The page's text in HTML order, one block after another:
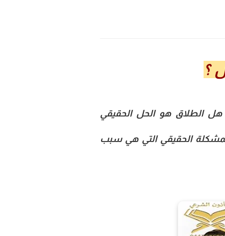
الطلاق هو الحل الحقيقي
الحقيقي التي هي سبب